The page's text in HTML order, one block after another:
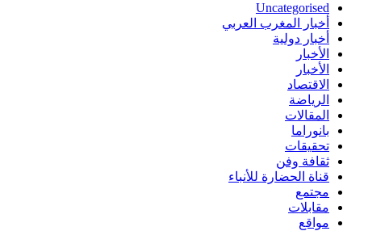
Uncategorised
أخبار المغرب العربي
أخبار دولية
الأخبار
الأخبار
الاقتصاد
الرياضة
المقالات
بانوراما
تحقيقات
ثقافة وفن
قناة الحضارة للأنباء
مجتمع
مقابلات
مواقع